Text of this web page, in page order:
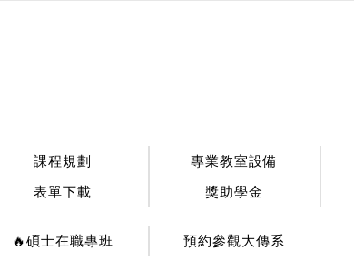
課程規劃
專業教室設備
表單下載 獎助學金
🔥碩士在職專班 預約參觀大傳系